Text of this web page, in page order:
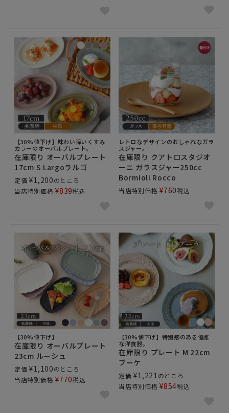
【30%値下げ】味わい深いくすみ
カラーのオーバルプレート。
在庫限り オーバルプレート
17cm S Largoラルゴ
定価 ¥1,200のところ
当店特別価格 ¥839税込
レトロなデザインのおしゃれなガラ
スジャー。
在庫限り クアトロスタジオ
ーニ ガラスジャー250cc
Bormioli Rocco
当店特別価格 ¥760税込
【30%値下げ】
在庫限り オーバルプレート
23cm ルーシュ
定価 ¥1,100のところ
当店特別価格 ¥770税込
【30%値下げ】特別感のある優雅
な洋食器。
在庫限り プレート M 22cm
ブーケ
定価 ¥1,221 のところ
当店特別価格 ¥854税込